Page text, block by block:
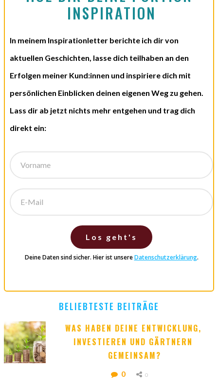
INSPIRATION
In meinem Inspirationletter berichte ich dir von
aktuellen Geschichten, lasse dich teilhaben an den
Erfolgen meiner Kund:innen und inspiriere dich mit
persönlichen Einblicken deinen eigenen Weg zu gehen.
Lass dir ab jetzt nichts mehr entgehen und trag dich
direkt ein:
Los geht's
Deine Daten sind sicher. Hier ist unsereDatenschutzerklärung.
BELIEBTESTE BEITRÄGE
WAS HABEN DEINE ENTWICKLUNG,
INVESTIEREN UND GÄRTNERN
GEMEINSAM?
0 0